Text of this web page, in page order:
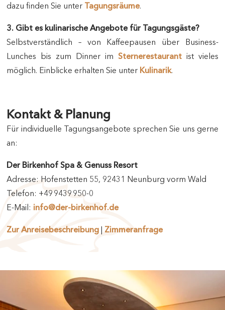
dazu finden Sie unter Tagungsräume.
3. Gibt es kulinarische Angebote für Tagungsgäste?
Selbstverständlich – von Kaffeepausen über Business-
Lunches bis zum Dinner im Sternerestaurant ist vieles
möglich. Einblicke erhalten Sie unter Kulinarik.
Kontakt & Planung
Für individuelle Tagungsangebote sprechen Sie uns gerne
an:
Der Birkenhof Spa & Genuss Resort
Adresse: Hofenstetten 55, 92431 Neunburg vorm Wald
Telefon: +49 9439 950-0
E-Mail: info@der-birkenhof.de
Zur Anreisebeschreibung | Zimmeranfrage